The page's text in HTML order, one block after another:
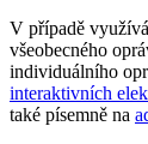
V případě
všeobecného
individuálního
interaktivních
také písemně na